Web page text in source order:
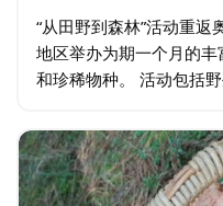
“从田野到森林”活动重返
地区举办为期一个月的
和珍稀物种。 活动包括
森林中采摘的技巧和诀